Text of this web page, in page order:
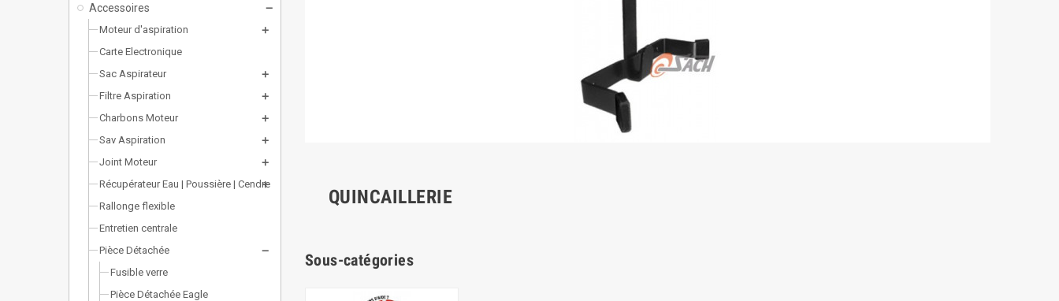
Accessoires
Moteur d'aspiration
Carte Electronique
Sac Aspirateur
Filtre Aspiration
Charbons Moteur
Sav Aspiration
Joint Moteur
Récupérateur Eau | Poussière | Cendre
Rallonge flexible
Entretien centrale
Pièce Détachée
Fusible verre
Pièce Détachée Eagle
QUINCAILLERIE
Sous-catégories